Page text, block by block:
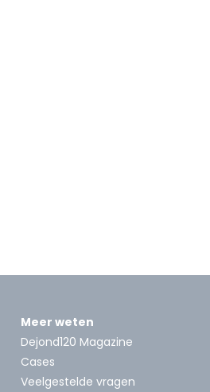
Meer weten
Dejond120 Magazine
Cases
Veelgestelde vragen